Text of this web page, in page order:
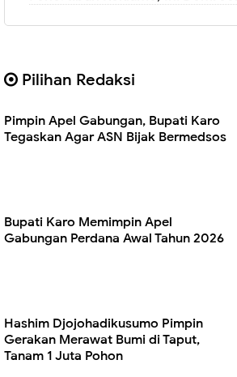
Pilihan Redaksi
Pimpin Apel Gabungan, Bupati Karo
Tegaskan Agar ASN Bijak Bermedsos
Bupati Karo Memimpin Apel
Gabungan Perdana Awal Tahun 2026
Hashim Djojohadikusumo Pimpin
Gerakan Merawat Bumi di Taput,
Tanam 1 Juta Pohon